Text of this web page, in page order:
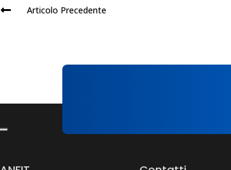
Articolo Precedente